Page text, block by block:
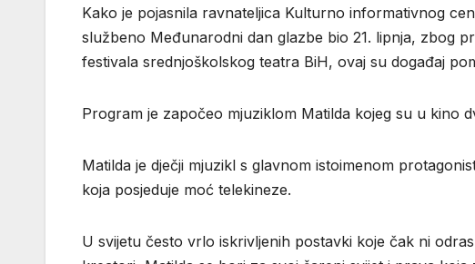
Kako je pojasnila ravnateljica Kulturno informativnog
službeno Međunarodni dan glazbe bio 21. lipnja, zbog
festivala srednjoškolskog teatra BiH, ovaj su događaj
Program je započeo mjuziklom Matilda kojeg su u kino
Matilda je dječji mjuzikl s glavnom istoimenom
koja posjeduje moć telekineze.
U svijetu često vrlo iskrivljenih postavki koje čak ni